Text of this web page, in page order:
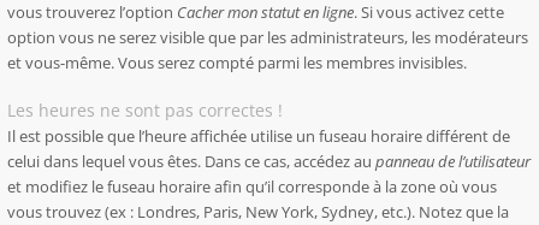
vous trouverez l’option Cacher mon statut en ligne. Si vous activez cette
option vous ne serez visible que par les administrateurs, les modérateurs
et vous-même. Vous serez compté parmi les membres invisibles.
Les heures ne sont pas correctes !
Il est possible que l’heure affichée utilise un fuseau horaire différent de
celui dans lequel vous êtes. Dans ce cas, accédez au panneau de l’utilisateur
et modifiez le fuseau horaire afin qu’il corresponde à la zone où vous
vous trouvez (ex : Londres, Paris, New York, Sydney, etc.). Notez que la